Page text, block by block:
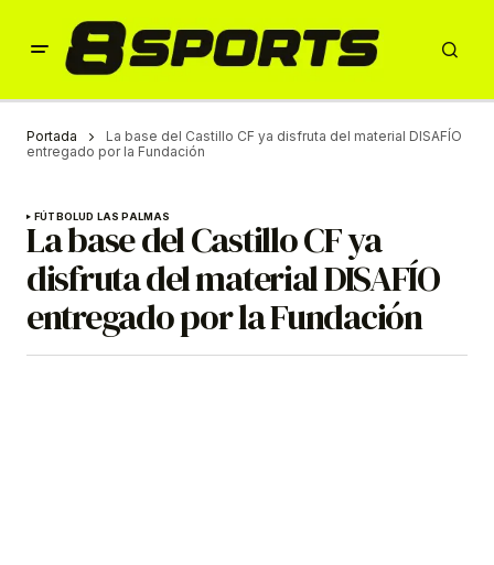
Portada
La base del Castillo CF ya disfruta del material DISAFÍO
entregado por la Fundación
FÚTBOLUD LAS PALMAS
La base del Castillo CF ya
disfruta del material DISAFÍO
entregado por la Fundación